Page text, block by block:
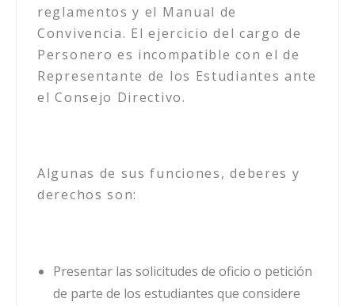
reglamentos y el Manual de
Convivencia. El ejercicio del cargo de
Personero es incompatible con el de
Representante de los Estudiantes ante
el Consejo Directivo.
Algunas de sus funciones, deberes y
derechos son:
Presentar las solicitudes de oficio o petición
de parte de los estudiantes que considere